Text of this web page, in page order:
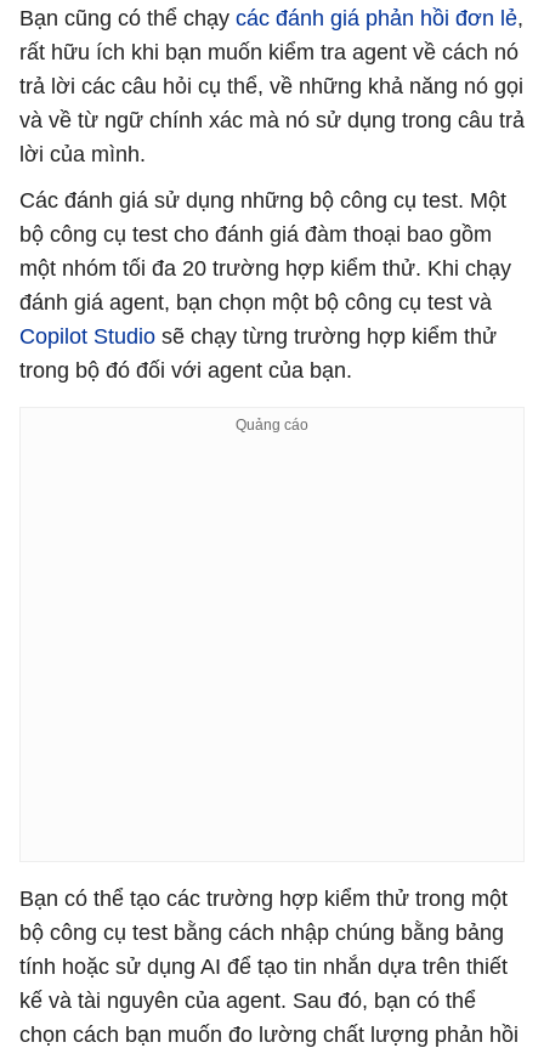
Bạn cũng có thể chạy các đánh giá phản hồi đơn lẻ,
rất hữu ích khi bạn muốn kiểm tra agent về cách nó
trả lời các câu hỏi cụ thể, về những khả năng nó gọi
và về từ ngữ chính xác mà nó sử dụng trong câu trả
lời của mình.
Các đánh giá sử dụng những bộ công cụ test. Một
bộ công cụ test cho đánh giá đàm thoại bao gồm
một nhóm tối đa 20 trường hợp kiểm thử. Khi chạy
đánh giá agent, bạn chọn một bộ công cụ test và
Copilot Studio sẽ chạy từng trường hợp kiểm thử
trong bộ đó đối với agent của bạn.
Bạn có thể tạo các trường hợp kiểm thử trong một
bộ công cụ test bằng cách nhập chúng bằng bảng
tính hoặc sử dụng AI để tạo tin nhắn dựa trên thiết
kế và tài nguyên của agent. Sau đó, bạn có thể
chọn cách bạn muốn đo lường chất lượng phản hồi